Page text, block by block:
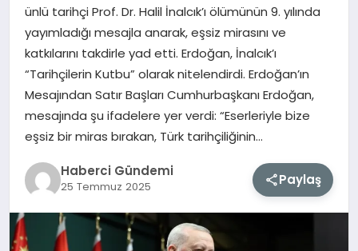
EĞITIM
SAĞLIK
TEKNOLOJI
ünlü tarihçi Prof. Dr. Halil İnalcık’ı ölümünün 9. yılında
yayımladığı mesajla anarak, eşsiz mirasını ve
katkılarını takdirle yad etti. Erdoğan, İnalcık’ı
“Tarihçilerin Kutbu” olarak nitelendirdi. Erdoğan’ın
Mesajından Satır Başları Cumhurbaşkanı Erdoğan,
mesajında şu ifadelere yer verdi: “Eserleriyle bize
eşsiz bir miras bırakan, Türk tarihçiliğinin…
Haberci Gündemi
25 Temmuz 2025 Paylaş